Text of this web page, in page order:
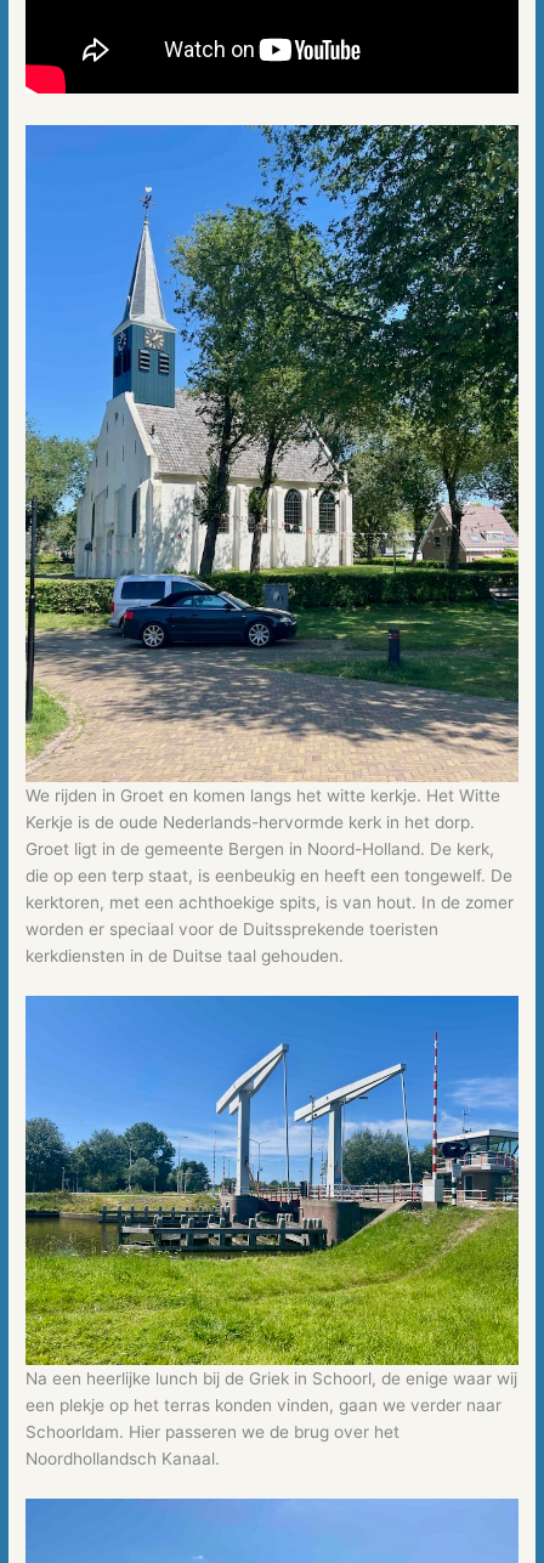
We rijden in Groet en komen langs het witte kerkje. Het Witte
Kerkje is de oude Nederlands-hervormde kerk in het dorp.
Groet ligt in de gemeente Bergen in Noord-Holland. De kerk,
die op een terp staat, is eenbeukig en heeft een tongewelf. De
kerktoren, met een achthoekige spits, is van hout. In de zomer
worden er speciaal voor de Duitssprekende toeristen
kerkdiensten in de Duitse taal gehouden.
Na een heerlijke lunch bij de Griek in Schoorl, de enige waar wij
een plekje op het terras konden vinden, gaan we verder naar
Schoorldam. Hier passeren we de brug over het
Noordhollandsch Kanaal.